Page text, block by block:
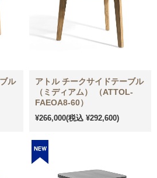
ル
アトル チークサイドテーブル
（ミディアム） （ATTOL-
FAEOA8-60）
¥266,000(税込 ¥292,600)